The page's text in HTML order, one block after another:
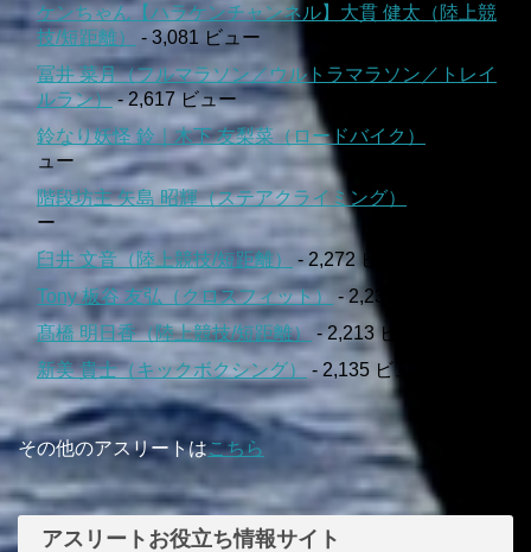
ケンちゃん【ハラケンチャンネル】大貫 健太（陸上競
技/短距離）
- 3,081 ビュー
冨井 菜月（フルマラソン／ウルトラマラソン／トレイ
ルラン）- 2,617 ビュー
鈴なり妖怪 鈴｜木下 友梨菜（ロードバイク）
ュー
階段坊主 矢島 昭輝（ステアクライミング）
ー
臼井 文音（陸上競技/短距離）
- 2,272 ビュー
Tony 板谷 友弘（クロスフィット） - 2,239 ビュー
髙橋 明日香（陸上競技/短距離） - 2,213 ビュー
新美 貴士（キックボクシング）
- 2,135 ビュー
その他のアスリートはこちら
アスリートお役立ち情報サイト